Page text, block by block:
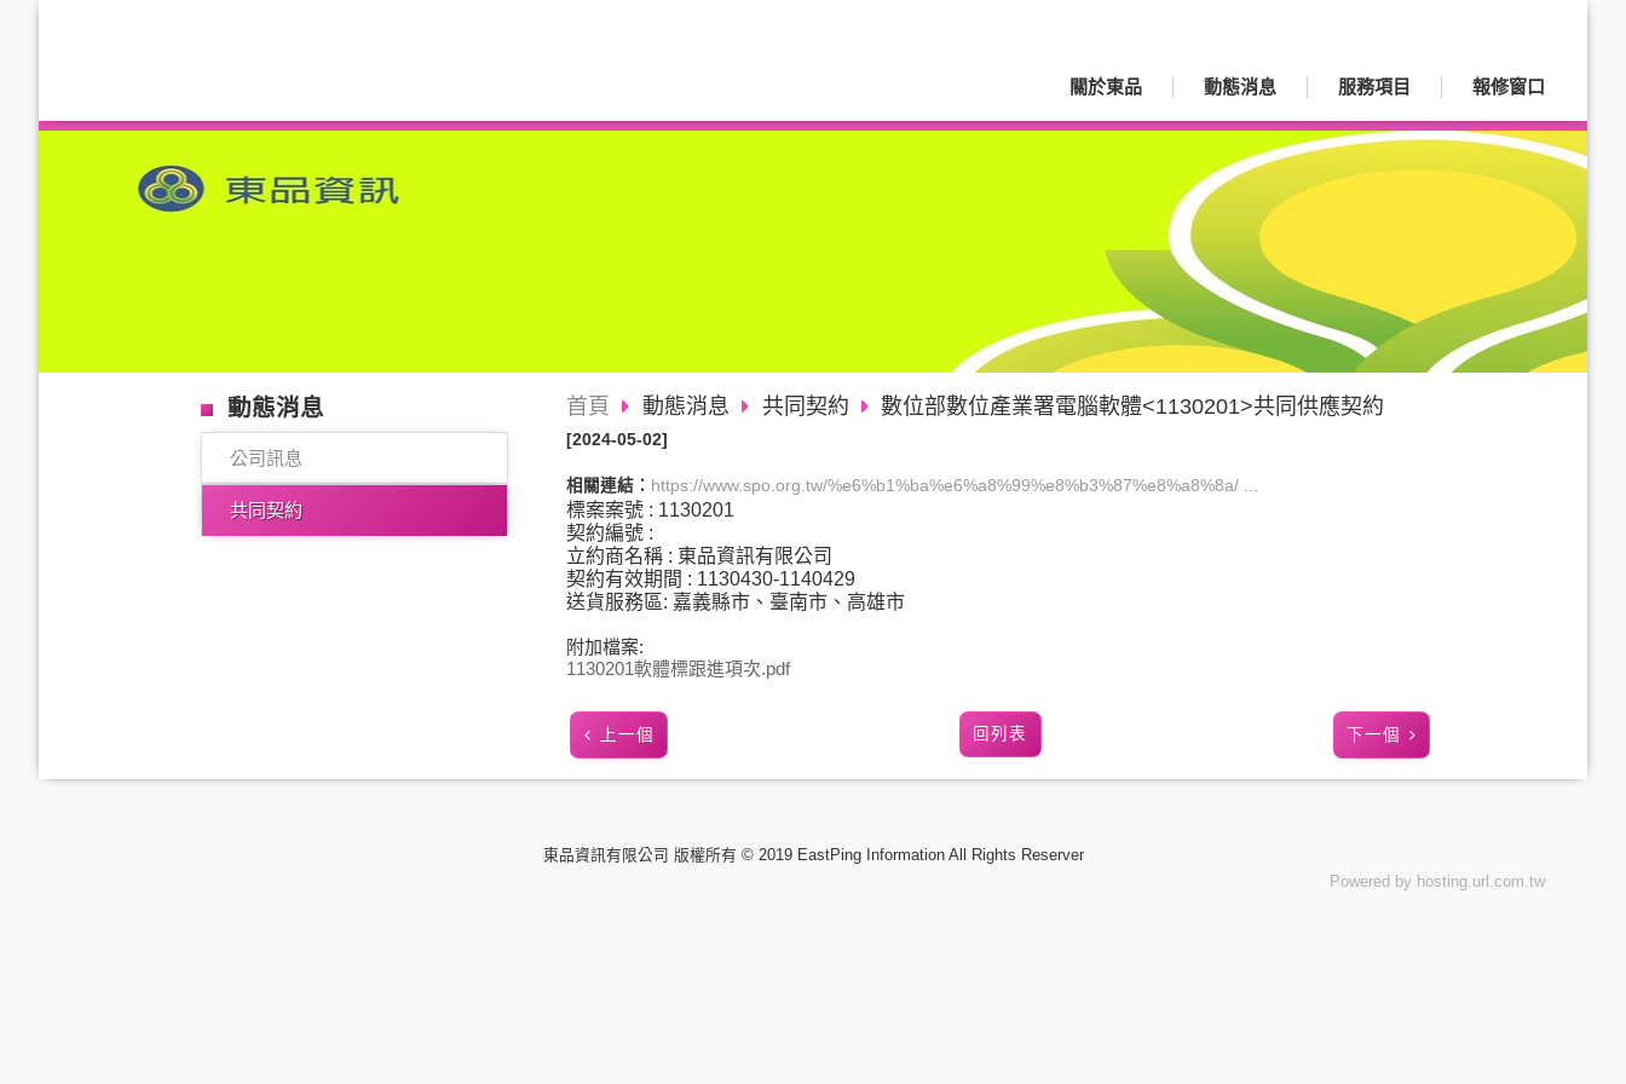
關於東品 動態消息 服務項目 報修窗口
動態消息
公司訊息
共同契約
首頁 動態消息 共同契約 數位部數位產業署電腦軟體<1130201>共同供應契約
[2024-05-02]
相關連結： https://www.spo.org.tw/%e6%b1%ba%e6%a8%99%e8%b3%87%e8%a8%8a/ ...
標案案號 : 1130201
契約編號 :
立約商名稱 : 東品資訊有限公司
契約有效期間 : 1130430-1140429
送貨服務區: 嘉義縣市、臺南市、高雄市
附加檔案:
1130201軟體標跟進項次.pdf
上一個 回列表 下一個
東品資訊有限公司 版權所有 © 2019 EastPing Information All Rights Reserver
Powered by hosting.url.com.tw